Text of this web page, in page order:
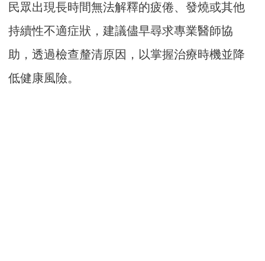
民眾出現長時間無法解釋的疲倦、發燒或其他
持續性不適症狀，建議儘早尋求專業醫師協
助，透過檢查釐清原因，以掌握治療時機並降
低健康風險。